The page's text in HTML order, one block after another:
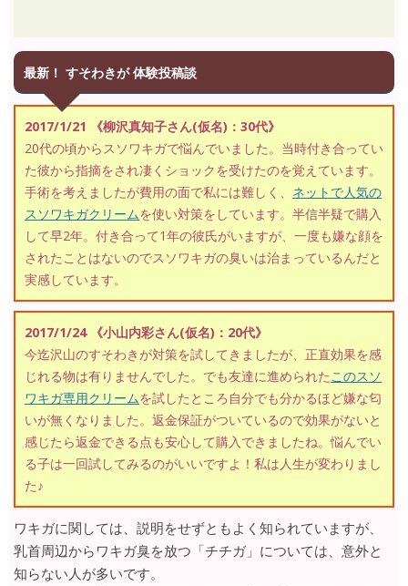
最新！ すそわきが 体験投稿談
2017/1/21 《柳沢真知子さん(仮名)：30代》
20代の頃からスソワキガで悩んでいました。当時付き合ってい
た彼から指摘をされ凄くショックを受けたのを覚えています。
手術を考えましたが費用の面で私には難しく、 ネットで人気の
スソワキガクリームを使い対策をしています。半信半疑で購入
して早2年。付き合って1年の彼氏がいますが、一度も嫌な顔を
されたことはないのでスソワキガの臭いは治まっているんだと
実感しています。
2017/1/24 《小山内彩さん(仮名)：20代》
今迄沢山のすそわきが対策を試してきましたが、正直効果を感
じれる物は有りませんでした。でも友達に進められたこのスソ
ワキガ専用クリームを試したところ自分でも分かるほど嫌な匂
いが無くなりました。返金保証がついているので効果がないと
感じたら返金できる点も安心して購入できましたね。悩んでい
る子は一回試してみるのがいいですよ！私は人生が変わりまし
た♪
ワキガに関しては、説明をせずともよく知られていますが、
乳首周辺からワキガ臭を放つ「チチガ」については、意外と
知らない人が多いです。